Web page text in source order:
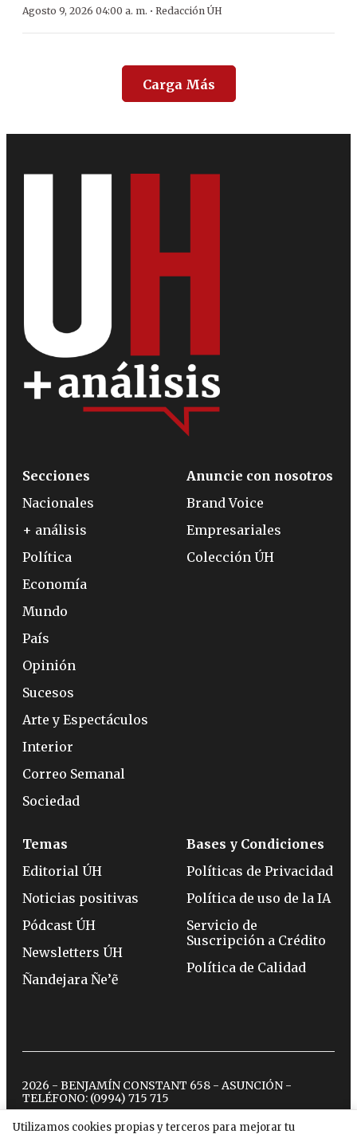
Agosto 9, 2026 04:00 a. m. · Redacción ÚH
Carga Más
Utilizamos cookies propias y terceros para mejorar tu
Secciones
Nacionales
+ análisis
Política
Economía
Mundo
País
Opinión
Sucesos
Arte y Espectáculos
Interior
Correo Semanal
Sociedad
Anuncie con nosotros
Brand Voice
Empresariales
Colección ÚH
Temas
Editorial ÚH
Noticias positivas
Pódcast ÚH
Newsletters ÚH
Ñandejara Ñe’ẽ
Bases y Condiciones
Políticas de Privacidad
Política de uso de la IA
Servicio de
Suscripción a Crédito
Política de Calidad
2026 - BENJAMÍN CONSTANT 658 - ASUNCIÓN -
TELÉFONO: (0994) 715 715